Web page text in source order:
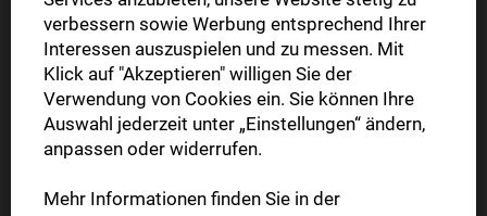
verbessern sowie Werbung entsprechend Ihrer
Interessen auszuspielen und zu messen. Mit
Klick auf "Akzeptieren" willigen Sie der
Verwendung von Cookies ein. Sie können Ihre
Auswahl jederzeit unter „Einstellungen“ ändern,
anpassen oder widerrufen.
Mehr Informationen finden Sie in der